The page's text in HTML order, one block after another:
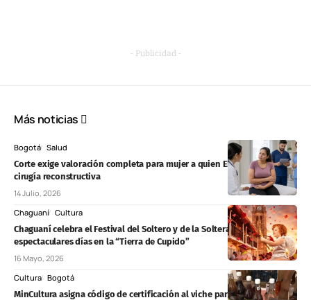
- Publicidad -
Más noticias
Bogotá Salud
Corte exige valoración completa para mujer a quien EPS Sanitas negó
cirugía reconstructiva
14 Julio, 2026
Chaguaní Cultura
Chaguaní celebra el Festival del Soltero y de la Soltera: tres
espectaculares días en la “Tierra de Cupido”
16 Mayo, 2026
Cultura Bogotá
MinCultura asigna código de certificación al viche para formalizar su